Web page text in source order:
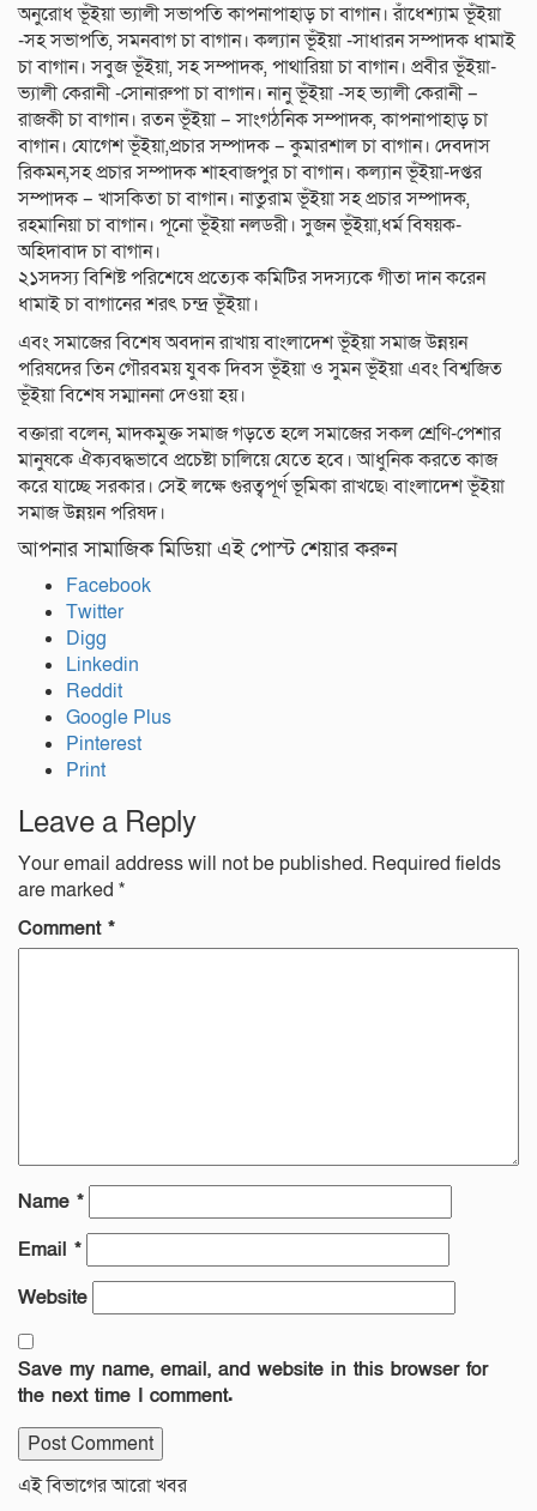
অনুরোধ ভূঁইয়া ভ্যালী সভাপতি কাপনাপাহাড় চা বাগান। রাঁধেশ্যাম ভূঁইয়া
-সহ সভাপতি, সমনবাগ চা বাগান। কল্যান ভূঁইয়া -সাধারন সম্পাদক ধামাই
চা বাগান। সবুজ ভূঁইয়া, সহ সম্পাদক, পাথারিয়া চা বাগান। প্রবীর ভূঁইয়া-
ভ্যালী কেরানী -সোনারুপা চা বাগান। নানু ভূঁইয়া -সহ ভ্যালী কেরানী –
রাজকী চা বাগান। রতন ভূঁইয়া – সাংগঠনিক সম্পাদক, কাপনাপাহাড় চা
বাগান। যোগেশ ভূঁইয়া,প্রচার সম্পাদক – কুমারশাল চা বাগান। দেবদাস
রিকমন,সহ প্রচার সম্পাদক শাহবাজপুর চা বাগান। কল্যান ভূঁইয়া-দপ্তর
সম্পাদক – খাসকিতা চা বাগান। নাতুরাম ভূঁইয়া সহ প্রচার সম্পাদক,
রহমানিয়া চা বাগান। পূনো ভূঁইয়া নলডরী। সুজন ভূঁইয়া,ধর্ম বিষয়ক-
অহিদাবাদ চা বাগান।
২১সদস্য বিশিষ্ট পরিশেষে প্রত্যেক কমিটির সদস্যকে গীতা দান করেন
ধামাই চা বাগানের শরৎ চন্দ্র ভূঁইয়া।
এবং সমাজের বিশেষ অবদান রাখায় বাংলাদেশ ভূঁইয়া সমাজ উন্নয়ন
পরিষদের তিন গৌরবময় যুবক দিবস ভূঁইয়া ও সুমন ভূঁইয়া এবং বিশ্বজিত
ভূঁইয়া বিশেষ সম্মাননা দেওয়া হয়।
বক্তারা বলেন, মাদকমুক্ত সমাজ গড়তে হলে সমাজের সকল শ্রেণি-পেশার
মানুষকে ঐক্যবদ্ধভাবে প্রচেষ্টা চালিয়ে যেতে হবে। আধুনিক করতে কাজ
করে যাচ্ছে সরকার। সেই লক্ষে গুরত্বপূর্ণ ভূমিকা রাখছে৷ বাংলাদেশ ভূঁইয়া
সমাজ উন্নয়ন পরিষদ।
আপনার সামাজিক মিডিয়া এই পোস্ট শেয়ার করুন
Facebook
Twitter
Digg
Linkedin
Reddit
Google Plus
Pinterest
Print
Leave a Reply
Your email address will not be published. Required fields
are marked *
Comment *
Name *
Email *
Website
Save my name, email, and website in this browser for
the next time I comment.
এই বিভাগের আরো খবর